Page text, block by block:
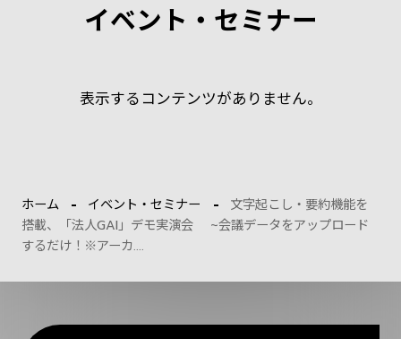
イベント・セミナー
表示するコンテンツがありません。
ホーム イベント・セミナー
文字起こし・要約機能を
搭載、「法人GAI」デモ実演会 ~会議データをアップロード
するだけ！※アーカ....